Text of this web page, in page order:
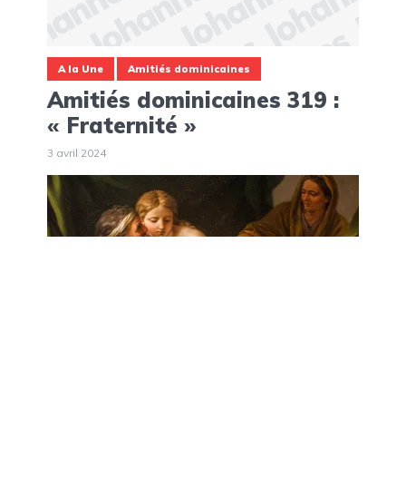
A la Une Amitiés dominicaines
Amitiés dominicaines 319 :
« Fraternité »
3 avril 2024